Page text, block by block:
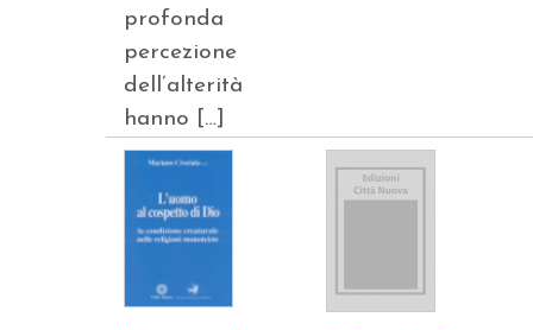
profonda
percezione
dell’alterità
hanno […]